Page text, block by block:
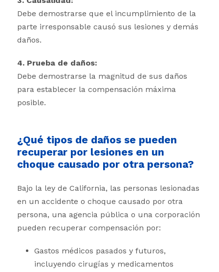
Debe demostrarse que el incumplimiento de la
parte irresponsable causó sus lesiones y demás
daños.
4. Prueba de daños:
Debe demostrarse la magnitud de sus daños
para establecer la compensación máxima
posible.
¿Qué tipos de daños se pueden
recuperar por lesiones en un
choque causado por otra persona?
Bajo la ley de California, las personas lesionadas
en un accidente o choque causado por otra
persona, una agencia pública o una corporación
pueden recuperar compensación por:
Gastos médicos pasados y futuros,
incluyendo cirugías y medicamentos